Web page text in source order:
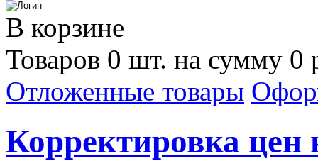
В корзине
Товаров 0 шт. на сумму 0
Отложенные товары
Корректировка цен